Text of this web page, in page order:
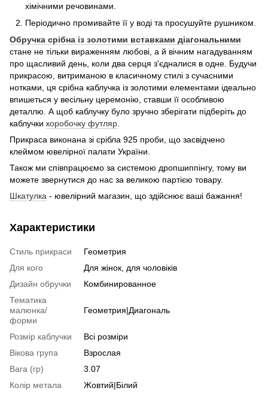
хімічними речовинами.
Періодично промивайте її у воді та просушуйте рушником.
Обручка срібна із золотими вставками діагональними
стане не тільки вираженням любові, а й вічним нагадуванням
про щасливий день, коли два серця з'єдналися в одне. Будучи
прикрасою, витриманою в класичному стилі з сучасними
нотками, ця срібна каблучка із золотими елементами ідеально
впишеться у весільну церемонію, ставши її особливою
деталлю. А щоб каблучку було зручно зберігати підберіть до
каблучки коробочку футляр.
Прикраса виконана зі срібла 925 проби, що засвідчено
клеймом ювелірної палати України.
Також ми співпрацюємо за системою дропшиппінгу, тому ви
можете звернутися до нас за великою партією товару.
Шкатулка - ювелірний магазин, що здійснює ваші бажання!
Характеристики
Стиль прикраси
Геометрия
Для кого
Для жінок, для чоловіків
Дизайн обручки
Комбинированное
Тематика
малюнка/
форми
Геометрия|Диагональ
Розмір каблучки
Всі розміри
Вікова група
Взрослая
Вага (гр)
3.07
Колір метала
Жовтий|Білий